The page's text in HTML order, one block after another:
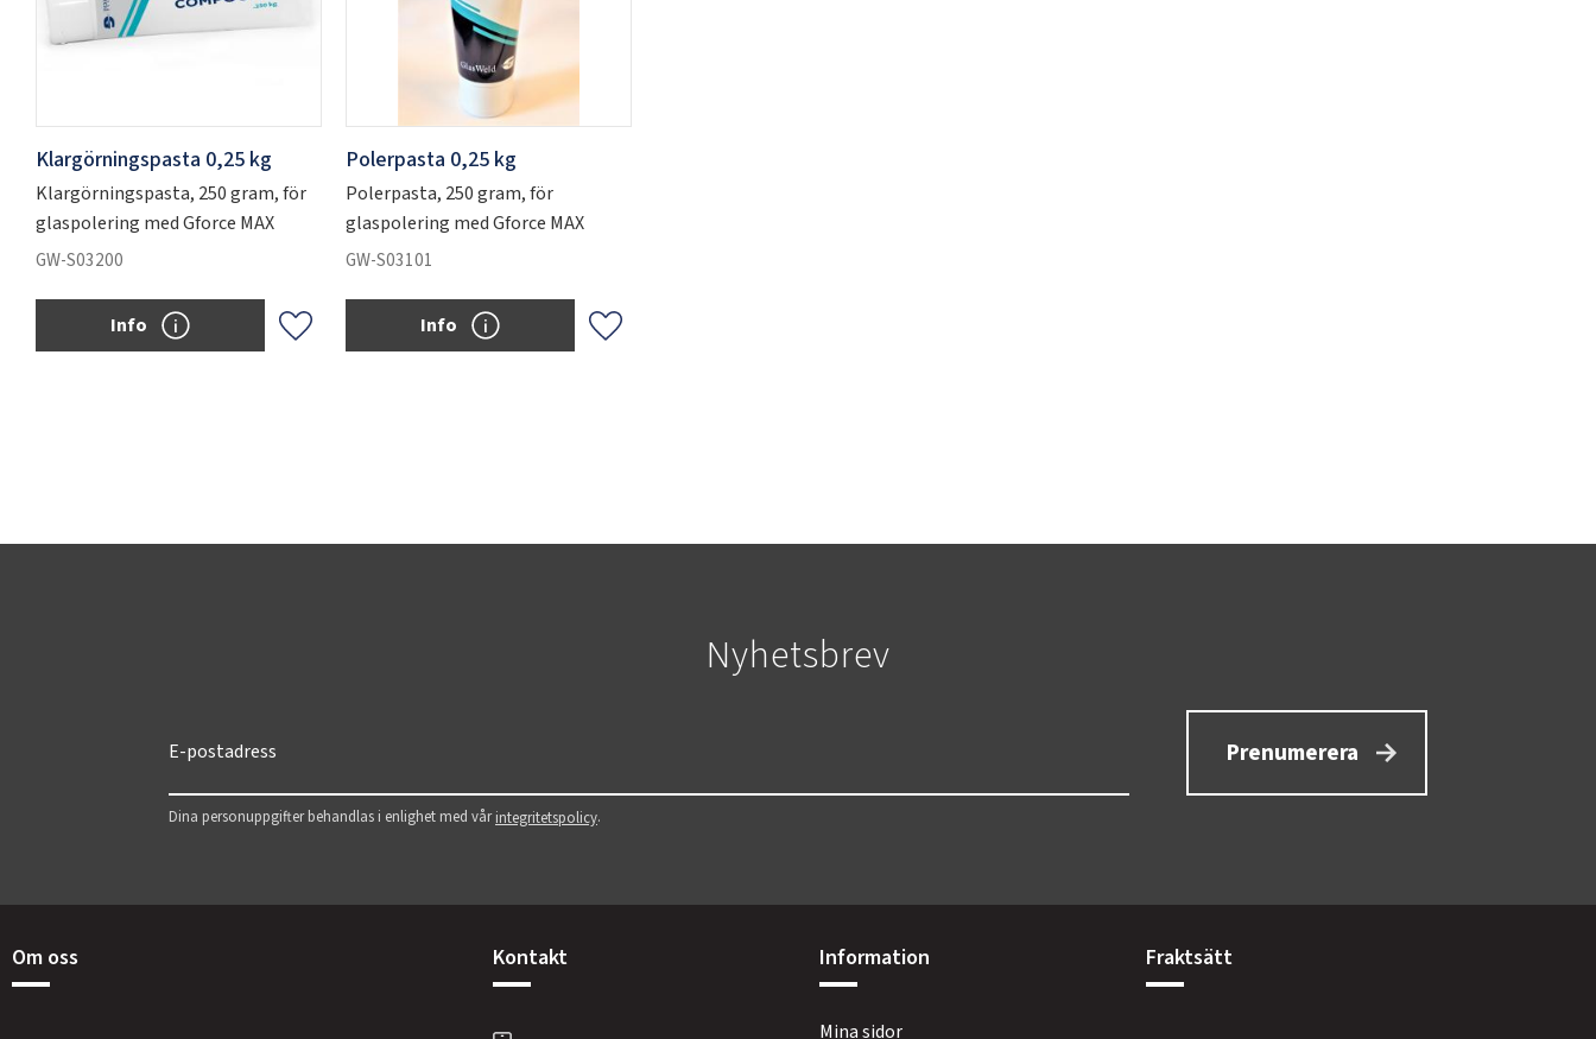
Klargörningspasta 0,25 kg
Klargörningspasta, 250 gram, för
glaspolering med Gforce MAX
GW-S03200
Lägg till i favoriter
Info
Polerpasta 0,25 kg
Polerpasta, 250 gram, för
glaspolering med Gforce MAX
GW-S03101
Lägg till i favoriter
Info
Nyhetsbrev
Prenumerera
Dina personuppgifter behandlas i enlighet med vårintegritetspolicy.
Om oss Kontakt Information
Mina sidor
Fraktsätt